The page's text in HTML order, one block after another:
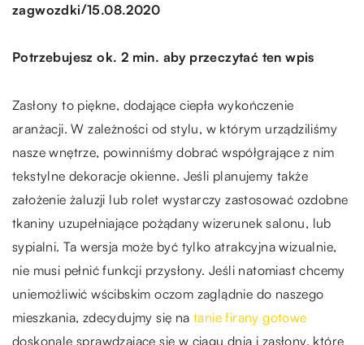
zagwozdki/15.08.2020
Potrzebujesz ok. 2 min. aby przeczytać ten wpis
Zasłony to piękne, dodające ciepła wykończenie
aranżacji. W zależności od stylu, w którym urządziliśmy
nasze wnętrze, powinniśmy dobrać współgrające z nim
tekstylne dekoracje okienne. Jeśli planujemy także
założenie żaluzji lub rolet wystarczy zastosować ozdobne
tkaniny uzupełniające pożądany wizerunek salonu, lub
sypialni. Ta wersja może być tylko atrakcyjna wizualnie,
nie musi pełnić funkcji przysłony. Jeśli natomiast chcemy
uniemożliwić wścibskim oczom zaglądnie do naszego
mieszkania, zdecydujmy się na tanie firany gotowe
doskonale sprawdzające się w ciągu dnia i zasłony, które